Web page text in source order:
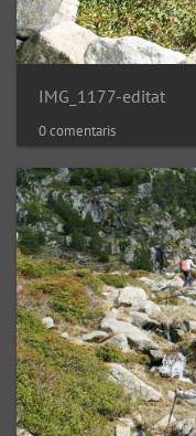
IMG_1177-editat
0 comentaris